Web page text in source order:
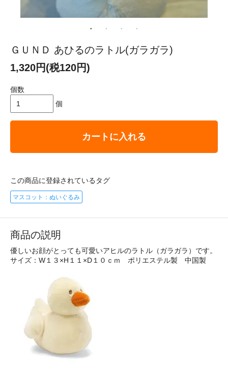
ＧＵＮＤ あひるのラトル(ガラガラ)
1,320円(税120円)
個数
個
カートに入れる
この商品に登録されているタグ
マスコット：ぬいぐるみ
商品の説明
優しいお顔がとっても可愛いアヒルのラトル（ガラガラ）です。
サイズ：W１３×H１１×D１０ｃｍ ポリエステル製 中国製